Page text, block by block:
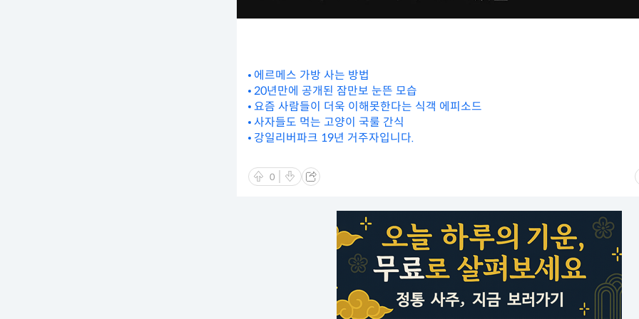
에르메스 가방 사는 방법
20년만에 공개된 잠만보 눈뜬 모습
요즘 사람들이 더욱 이해못한다는 식객 에피소드
사자들도 먹는 고양이 국룰 간식
강일리버파크 19년 거주자입니다.
0